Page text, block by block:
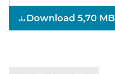
Download 5,70 MB